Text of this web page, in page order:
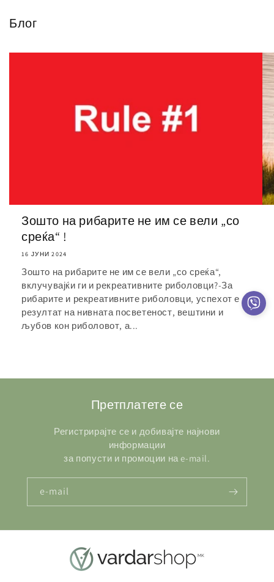
Блог
Зошто на рибарите не им се вели „со
среќа“ !
16 ЈУНИ 2024
Зошто на рибарите не им се вели „со среќа“,
вклучувајќи ги и рекреативните риболовци?-За
рибарите и рекреативните риболовци, успехот е
резултат на нивната посветеност, вештини и
љубов кон риболовот, а...
Претплатете се
Регистрирајте се и добивајте најнови
информации
за попусти и промоции на e-mail.
e-mail